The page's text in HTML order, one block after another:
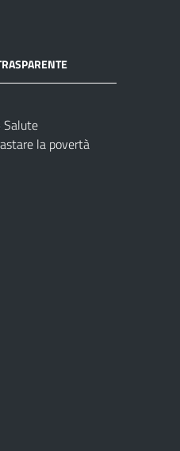
Salute
la povertà